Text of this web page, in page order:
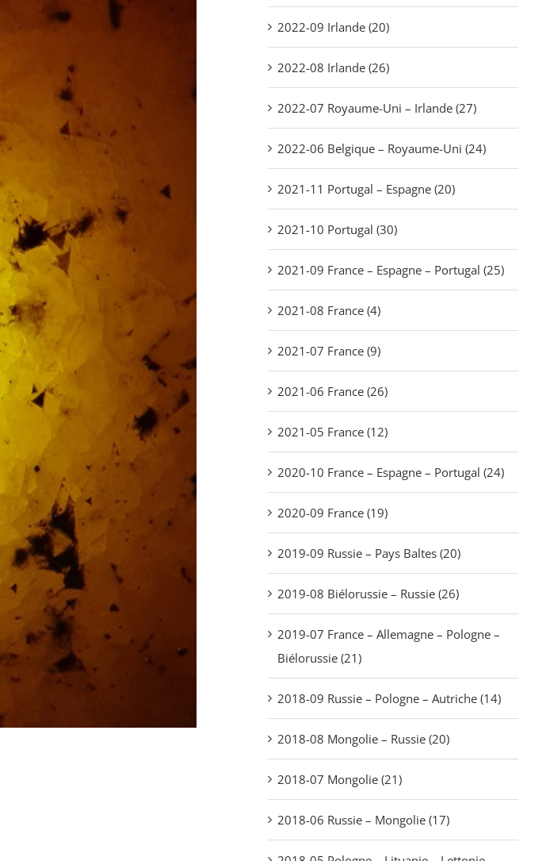
2022-09 Irlande (20)
2022-08 Irlande (26)
2022-07 Royaume-Uni – Irlande (27)
2022-06 Belgique – Royaume-Uni (24)
2021-11 Portugal – Espagne (20)
2021-10 Portugal (30)
2021-09 France – Espagne – Portugal (25)
2021-08 France (4)
2021-07 France (9)
2021-06 France (26)
2021-05 France (12)
2020-10 France – Espagne – Portugal (24)
2020-09 France (19)
2019-09 Russie – Pays Baltes (20)
2019-08 Biélorussie – Russie (26)
2019-07 France – Allemagne – Pologne –
Biélorussie (21)
2018-09 Russie – Pologne – Autriche (14)
2018-08 Mongolie – Russie (20)
2018-07 Mongolie (21)
2018-06 Russie – Mongolie (17)